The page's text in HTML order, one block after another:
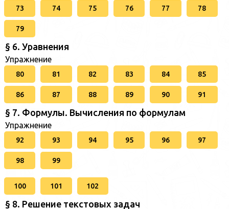
73 74 75 76 77 78
79
§ 6. Уравнения
Упражнение
80 81 82 83 84 85
86 87 88 89 90 91
§ 7. Формулы. Вычисления по формулам
Упражнение
92 93 94 95 96 97
98 99
100 101 102
§ 8. Решение текстовых задач